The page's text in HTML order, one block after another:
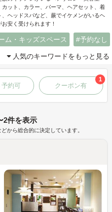
ット、カラー、パーマ、ヘアセット、着
ヘッドスパなど、蕨でイケメンがいるヘ
安く受けられます！
ム・キッズスペース 予約なし
人気のキーワードをもっと見る
予約可 クーポン有
1
件を表示
から総合的に決定しています。